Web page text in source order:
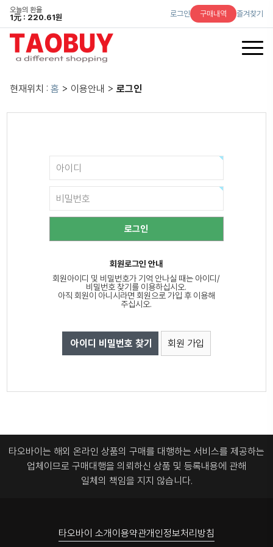
오늘의 환율
1元 : 220.61원 로그인 구매내역 즐겨찾기
현재위치 : 홈 > 이용안내 > 로그인
회원로그인 안내
회원아이디 및 비밀번호가 기억 안나실 때는 아이디/
비밀번호 찾기를 이용하십시오.
아직 회원이 아니시라면 회원으로 가입 후 이용해
주십시오.
아이디 비밀번호 찾기 회원 가입
타오바이는 해외 온라인 상품의 구매를 대행하는 서비스를 제공하는
업체이므로 구매대행을 의뢰하신 상품 및 등록내용에 관해
일체의 책임을 지지 않습니다.
타오바이 소개이용약관개인정보처리방침